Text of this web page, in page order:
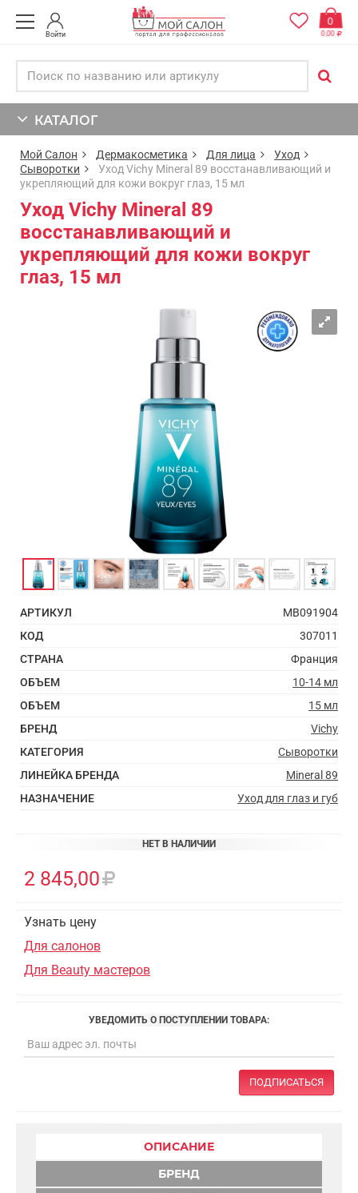
Войти
0
0,00
КАТАЛОГ
Мой Салон Дермакосметика Для лица
Уход
Сыворотки
Уход Vichy Mineral 89 восстанавливающий и
укрепляющий для кожи вокруг глаз, 15 мл
Уход Vichy Mineral 89
восстанавливающий и
укрепляющий для кожи вокруг
глаз, 15 мл
АРТИКУЛ
MB091904
КОД
307011
СТРАНА
Франция
ОБЪЕМ
10-14 мл
ОБЪЕМ
15 мл
БРЕНД
Vichy
КАТЕГОРИЯ
Сыворотки
ЛИНЕЙКА БРЕНДА
Mineral 89
НАЗНАЧЕНИЕ
Уход для глаз и губ
НЕТ В НАЛИЧИИ
2 845,00
Узнать цену
Для салонов
Для Beauty мастеров
УВЕДОМИТЬ О ПОСТУПЛЕНИИ ТОВАРА:
ПОДПИСАТЬСЯ
ОПИСАНИЕ
БРЕНД